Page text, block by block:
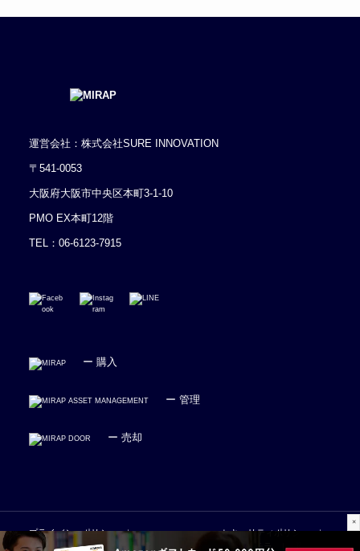
運営会社：株式会社SURE INNOVATION
〒541-0053
大阪府大阪市中央区本町3-1-10
PMO EX本町12階
TEL： 06-6123-7915
ー 購入
ー 管理
ー 売却
プライバシーポリシー
セキュリティポリシー
広告掲載のお問い合わせはコチラ
被リンク依頼はコチラ 運営会社
×